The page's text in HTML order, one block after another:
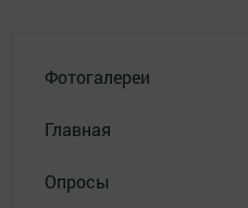
Фотогалереи
Главная
Опросы